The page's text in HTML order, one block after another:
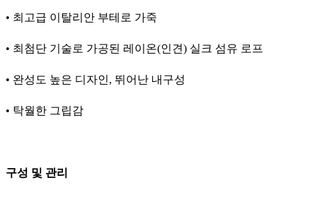
• 최고급 이탈리안 부테로 가죽
• 최첨단 기술로 가공된 레이온(인견) 실크 섬유 로프
• 완성도 높은 디자인, 뛰어난 내구성
• 탁월한 그립감
구성 및 관리